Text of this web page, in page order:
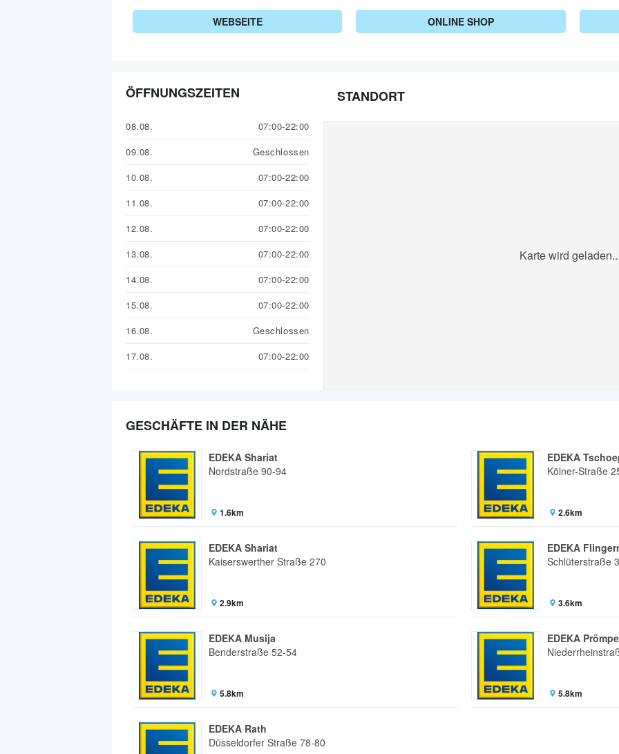
WEBSEITE ONLINE SHOP
ÖFFNUNGSZEITEN
08.08.
07:00-22:00
09.08.
Geschlossen
10.08.
07:00-22:00
11.08.
07:00-22:00
12.08.
07:00-22:00
13.08.
07:00-22:00
14.08.
07:00-22:00
15.08.
07:00-22:00
16.08.
Geschlossen
17.08.
07:00-22:00
STANDORT
Karte wird
GESCHÄFTE IN DER NÄHE
EDEKA Shariat
Nordstraße 90-94
1.6km
EDEKA
Kölner-Straße
2.6km
EDEKA Shariat
Kaiserswerther Straße 270
2.9km
EDEKA
Schlüterstraße
3.6km
EDEKA Musija
Benderstraße 52-54
5.8km
EDEKA
5.8km
EDEKA Rath
Düsseldorfer Straße 78-80